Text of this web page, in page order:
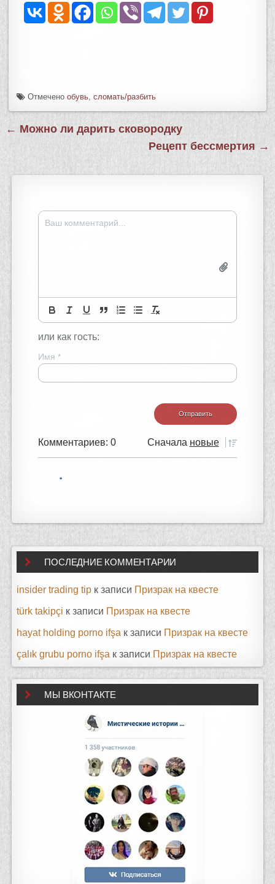
Отмеченообувь,сломать/разбить
← Можно ли дарить сковородку
Рецепт бессмертия →
или как гость:
Имя *
Комментариев: 0 Сначала новые
ПОСЛЕДНИЕ КОММЕНТАРИИ
insider trading tip к записи Призрак на квесте
türk takipçi к записи Призрак на квесте
hayat holding porno ifşa к записи Призрак на квесте
çalık grubu porno ifşa к записи Призрак на квесте
МЫ ВКОНТАКТЕ